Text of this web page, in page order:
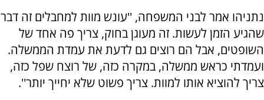
נתניהו אמר לבני המשפחה, ''עונש מוות למחבלים זה דבר
שהגיע הזמן לעשות. זה מעוגן בחוק, צריך פה אחד של
השופטים, אבל הם רוצים גם לדעת את עמדת הממשלה.
ועמדתי כראש ממשלה, במקרה כזה, של רוצח שפל כזה,
צריך להוציא אותו למוות. צריך פשוט שלא יחייך יותר''.